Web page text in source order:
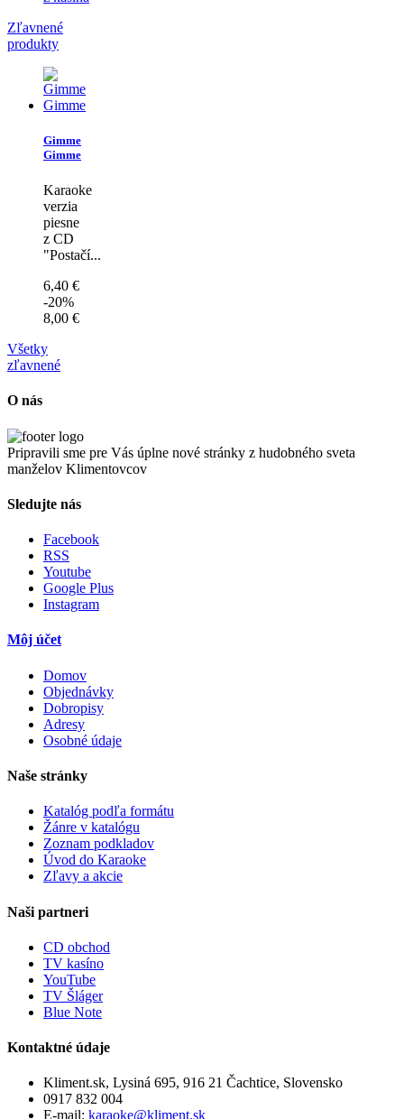
Zľavnené
produkty
Gimme
Gimme
Karaoke
verzia
piesne
z CD
"Postačí...
6,40 €
-20%
8,00 €
Všetky
zľavnené
O nás
Pripravili sme pre Vás úplne nové stránky z hudobného sveta
manželov Klimentovcov
Sledujte nás
Facebook
RSS
Youtube
Google Plus
Instagram
Môj účet
Domov
Objednávky
Dobropisy
Adresy
Osobné údaje
Naše stránky
Katalóg podľa formátu
Žánre v katalógu
Zoznam podkladov
Úvod do Karaoke
Zľavy a akcie
Naši partneri
CD obchod
TV kasíno
YouTube
TV Šláger
Blue Note
Kontaktné údaje
Kliment.sk, Lysiná 695, 916 21 Čachtice, Slovensko
0917 832 004
E-mail: karaoke@kliment.sk